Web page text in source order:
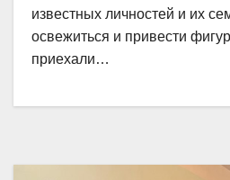
известных личностей и их
освежиться и привести
приехали…